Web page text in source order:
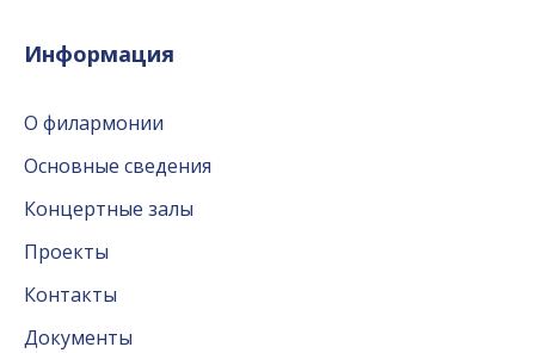
Информация
О филармонии
Основные сведения
Концертные залы
Проекты
Контакты
Документы